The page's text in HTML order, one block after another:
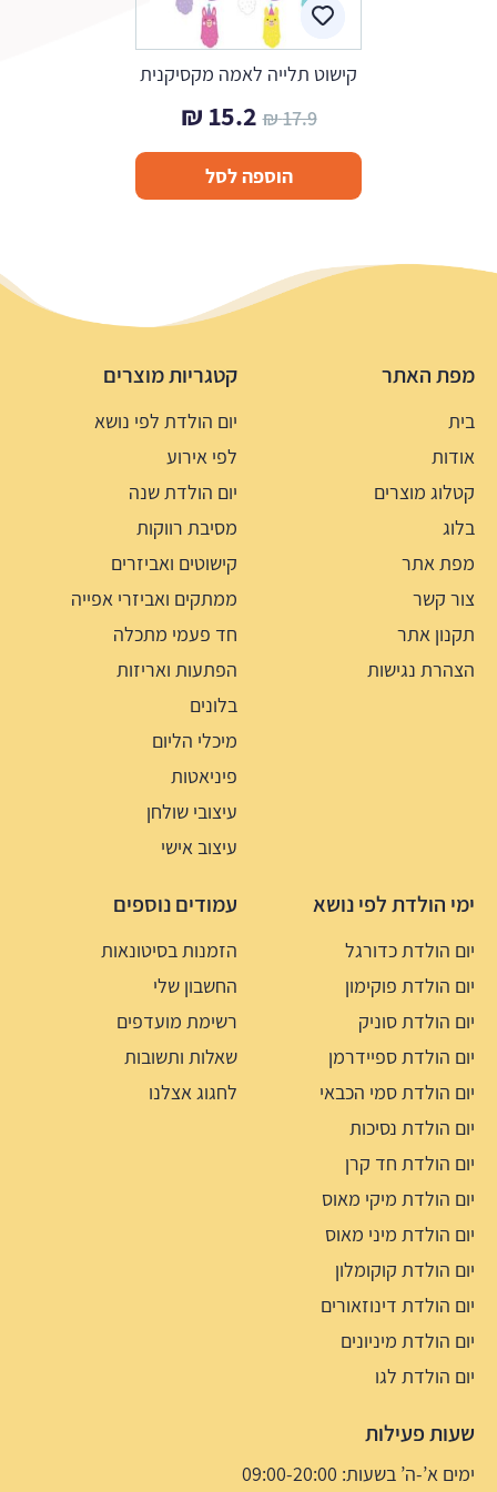
קישוט תלייה לאמה מקסיקנית
17.9
₪ המחיר
המקורי
היה:
15.2
₪
הנוכחי
הוא:
הוספה לסל
מפת האתר
בית
אודות
קטלוג מוצרים
בלוג
מפת אתר
צור קשר
תקנון אתר
הצהרת נגישות
קטגריות מוצרים
יום הולדת לפי נושא
לפי אירוע
יום הולדת שנה
מסיבת רווקות
קישוטים ואביזרים
ממתקים ואביזרי אפייה
חד פעמי מתכלה
הפתעות ואריזות
בלונים
מיכלי הליום
פיניאטות
עיצובי שולחן
עיצוב אישי
ימי הולדת לפי נושא
יום הולדת כדורגל
יום הולדת פוקימון
יום הולדת סוניק
יום הולדת ספיידרמן
יום הולדת סמי הכבאי
יום הולדת נסיכות
יום הולדת חד קרן
יום הולדת מיקי מאוס
יום הולדת מיני מאוס
יום הולדת קוקומלון
יום הולדת דינוזאורים
יום הולדת מיניונים
יום הולדת לגו
עמודים נוספים
הזמנות בסיטונאות
החשבון שלי
רשימת מועדפים
שאלות ותשובות
לחגוג אצלנו
שעות פעילות
ימים א’-ה’ בשעות: 09:00-20:00